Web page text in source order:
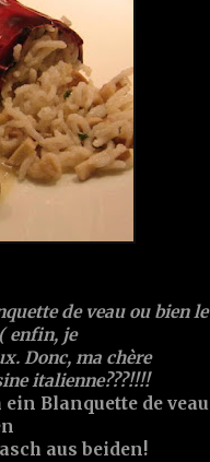
de veau ou bien le
enfin, je
Donc, ma chère
italienne???!!!!
Blanquette de veau
aus beiden!